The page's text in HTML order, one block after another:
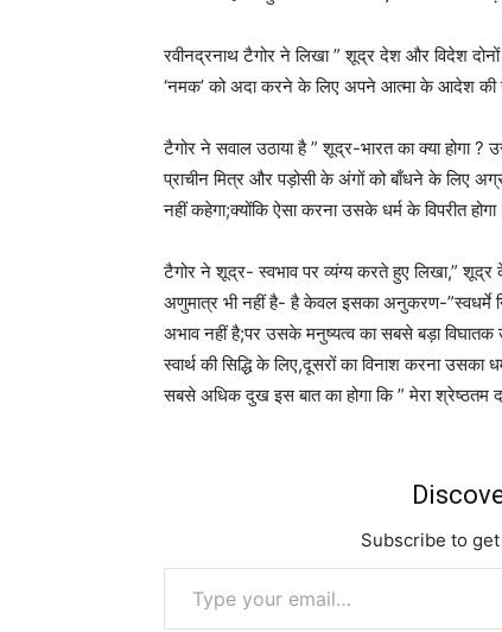
रवीनद्रनाथ टैगोर ने लिखा ” शूद्र देश और विदेश
‘नमक’ को अदा करने के लिए अपने आत्मा के आदेश की
टैगोर ने सवाल उठाया है ” शूद्र-भारत का क्या
प्राचीन मित्र और पड़ोसी के अंगों को बाँधने के लिए
नहीं कहेगा;क्योंकि ऐसा करना उसके धर्म के विपरीत
टैगोर ने शूद्र- स्वभाव पर व्यंग्य करते हुए लिखा,” शूद्र
अणुमात्र भी नहीं है- है केवल इसका अनुकरण-”स्वधर्मे
अभाव नहीं है;पर उसके मनुष्यत्व का सबसे बड़ा
स्वार्थ की सिद्धि के लिए,दूसरों का विनाश करना
सबसे अधिक दुख इस बात का होगा कि ” मेरा श्रेष्ठतम
Subscribe to
Type your email…